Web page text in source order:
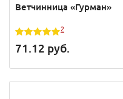
Ветчинница «Гурман»
2
71.12 руб.